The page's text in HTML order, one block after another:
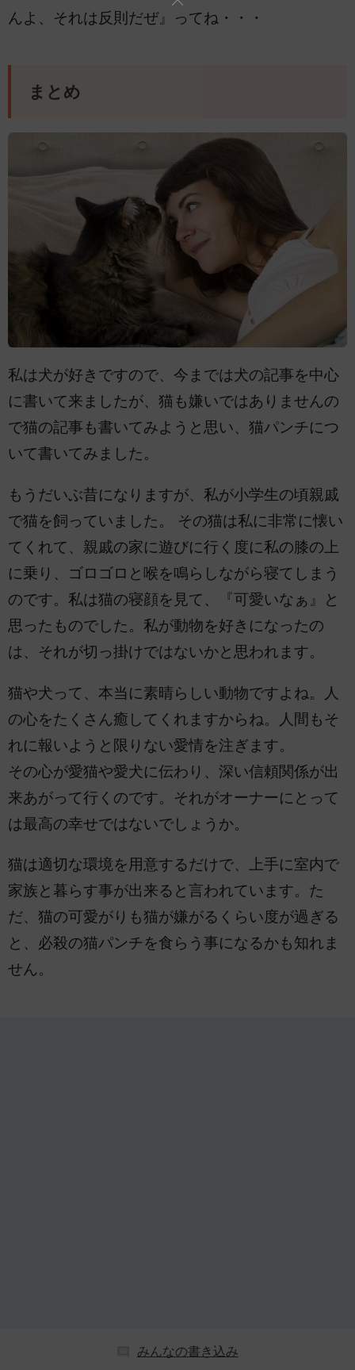
んよ、それは反則だぜ』ってね・・・
まとめ
私は犬が好きですので、今までは犬の記事を中心
に書いて来ましたが、猫も嫌いではありませんの
で猫の記事も書いてみようと思い、猫パンチにつ
いて書いてみました。
もうだいぶ昔になりますが、私が小学生の頃親戚
で猫を飼っていました。 その猫は私に非常に懐い
てくれて、親戚の家に遊びに行く度に私の膝の上
に乗り、ゴロゴロと喉を鳴らしながら寝てしまう
のです。私は猫の寝顔を見て、『可愛いなぁ』と
思ったものでした。私が動物を好きになったの
は、それが切っ掛けではないかと思われます。
猫や犬って、本当に素晴らしい動物ですよね。人
の心をたくさん癒してくれますからね。人間もそ
れに報いようと限りない愛情を注ぎます。
その心が愛猫や愛犬に伝わり、深い信頼関係が出
来あがって行くのです。それがオーナーにとって
は最高の幸せではないでしょうか。
猫は適切な環境を用意するだけで、上手に室内で
家族と暮らす事が出来ると言われています。た
だ、猫の可愛がりも猫が嫌がるくらい度が過ぎる
と、必殺の猫パンチを食らう事になるかも知れま
せん。
みんなの書き込み